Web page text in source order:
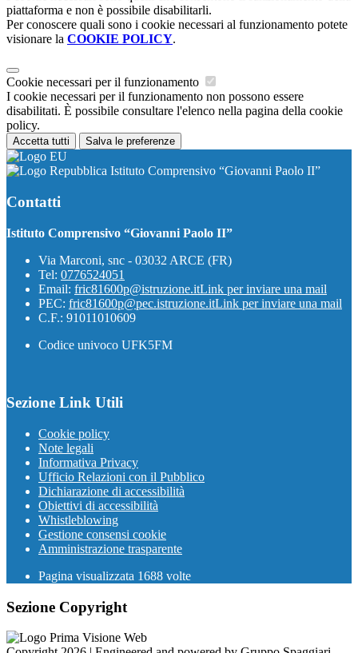
piattaforma e non è possibile disabilitarli.
Per conoscere quali sono i cookie necessari al funzionamento potete
visionare la COOKIE POLICY.
Cookie necessari per il funzionamento
I cookie necessari per il funzionamento non possono essere
disabilitati. È possibile consultare l'elenco nella pagina della cookie
policy.
Accetta tutti Salva le preferenze
Istituto Comprensivo “Giovanni Paolo II”
Contatti
Istituto Comprensivo “Giovanni Paolo II”
Via Marconi, snc - 03032 ARCE (FR)
Tel: 0776524051
Email: fric81600p@istruzione.itLink per inviare una mail
PEC: fric81600p@pec.istruzione.itLink per inviare una mail
C.F.: 91011010609
Codice univoco UFK5FM
Sezione Link Utili
Cookie policy
Note legali
Informativa Privacy
Ufficio Relazioni con il Pubblico
Dichiarazione di accessibilità
Obiettivi di accessibilità
Whistleblowing
Gestione consensi cookie
Amministrazione trasparente
Pagina visualizzata 1688 volte
Sezione Copyright